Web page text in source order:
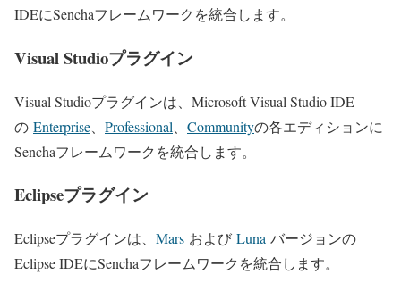
IDEにSenchaフレームワークを統合します。
Visual Studioプラグイン
Visual Studioプラグインは、Microsoft Visual Studio IDE
の Enterprise Professional Communityの各エディションに
Senchaフレームワークを統合します。
Eclipseプラグイン
Eclipseプラグインは、 Mars および Luna バージョンの
Eclipse IDEにSenchaフレームワークを統合します。